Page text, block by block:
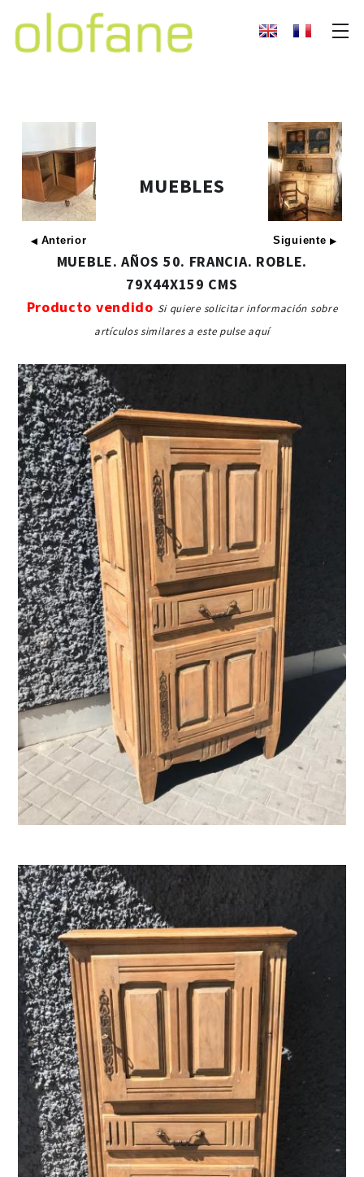
◀ Anterior
MUEBLES
Siguiente▶
MUEBLE. AÑOS 50. FRANCIA. ROBLE.
79X44X159 CMS
Producto vendido Si quiere solicitar información sobre
artículos similares a este pulse aquí